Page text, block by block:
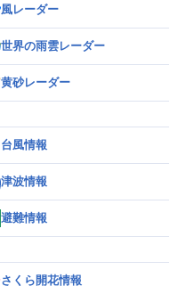
風レーダー
世界の雨雲レーダー
黄砂レーダー
台風情報
津波情報
避難情報
さくら開花情報